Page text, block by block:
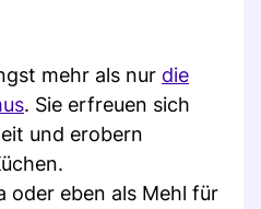
mehr als nur die
. Sie erfreuen sich
und erobern
oder eben als Mehl für